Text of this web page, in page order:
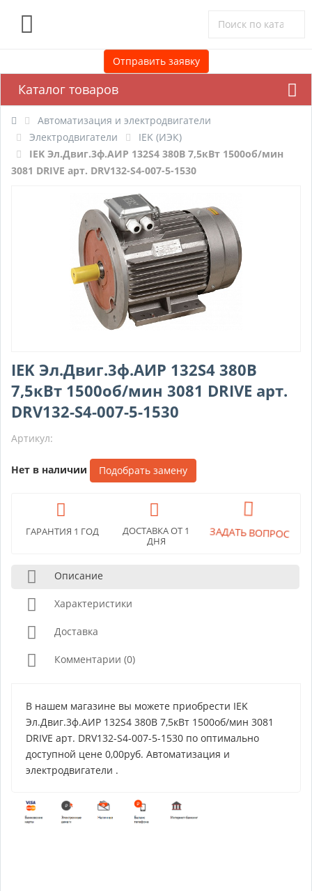
Отправить заявку
Каталог товаров
Автоматизация и электродвигатели
Электродвигатели
IEK (ИЭК)
IEK Эл.Двиг.3ф.АИР 132S4 380В 7,5кВт 1500об/мин
3081 DRIVE арт. DRV132-S4-007-5-1530
IEK Эл.Двиг.3ф.АИР 132S4 380В
7,5кВт 1500об/мин 3081 DRIVE арт.
DRV132-S4-007-5-1530
Артикул:
Нет в наличии Подобрать замену
ГАРАНТИЯ 1 ГОД
ДОСТАВКА ОТ 1
ДНЯ
ЗАДАТЬ ВОПРОС
Описание
Характеристики
Доставка
Комментарии (0)
В нашем магазине вы можете приобрести IEK
Эл.Двиг.3ф.АИР 132S4 380В 7,5кВт 1500об/мин 3081
DRIVE арт. DRV132-S4-007-5-1530 по оптимально
доступной цене 0,00руб. Автоматизация и
электродвигатели .